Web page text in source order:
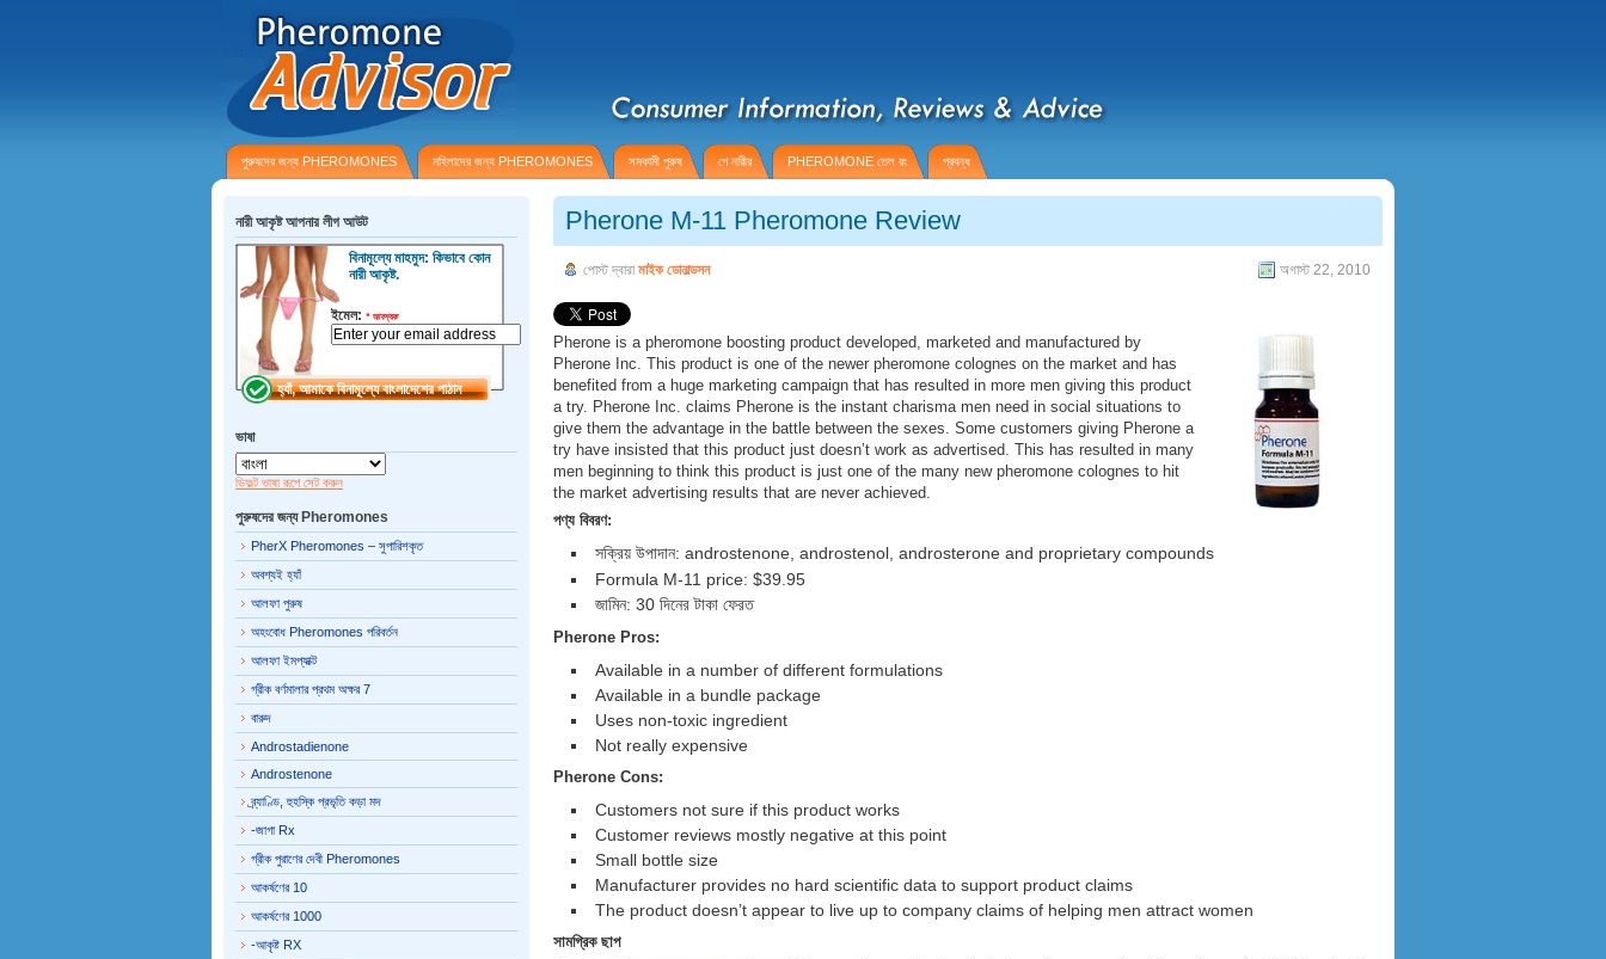
পুরুষদের জন্য PHEROMONES মহিলাদের জন্য PHEROMONES সমকামী পুরুষ গে নারীর PHEROMONE তেল রং প্রবন্ধ
Pherone M-11 Pheromone Review
পোস্ট দ্বারা মাইক ডোনাল্ডসন অগাস্ট 22, 2010
Pherone is a pheromone boosting product developed, marketed and manufactured by
Pherone Inc. This product is one of the newer pheromone colognes on the market and has
benefited from a huge marketing campaign that has resulted in more men giving this product
a try. Pherone Inc. claims Pherone is the instant charisma men need in social situations to
give them the advantage in the battle between the sexes. Some customers giving Pherone a
try have insisted that this product just doesn’t work as advertised. This has resulted in many
men beginning to think this product is just one of the many new pheromone colognes to hit
the market advertising results that are never achieved.
পণ্য বিবরণ:
সক্রিয় উপাদান: androstenone, androstenol, androsterone and proprietary compounds
Formula M-11 price: $39.95
জামিন: 30 দিনের টাকা ফেরত
Pherone Pros:
Available in a number of different formulations
Available in a bundle package
Uses non-toxic ingredient
Not really expensive
Pherone Cons:
Customers not sure if this product works
Customer reviews mostly negative at this point
Small bottle size
Manufacturer provides no hard scientific data to support product claims
The product doesn’t appear to live up to company claims of helping men attract women
সামগ্রিক ছাপ
নারী আকৃষ্ট আপনার লীগ আউট
বিনামূল্যে মাহমুদ: কিভাবে কোন
নারী আকৃষ্ট.
ইমেল: *আবশ্যক
ভাষা
ডিফল্ট ভাষা রূপে সেট করুন
পুরুষদের জন্য Pheromones
PherX Pheromones – সুপারিশকৃত
অবশ্যই হ্যাঁ
আলফা পুরুষ
অহংবোধ Pheromones পরিবর্তন
আলফা ইমপ্যাক্ট
গ্রীক বর্ণমালার প্রথম অক্ষর 7
বারুদ
Androstadienone
Androstenone
ব্র্যাণ্ডি, হুহস্কি প্রভৃতি কড়া মদ
-জাগা Rx
গ্রীক পুরাণের দেবী Pheromones
আকর্ষণের 10
আকর্ষণের 1000
-আকৃষ্ট RX